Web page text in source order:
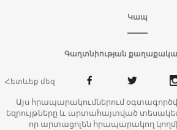
Կապ
Գաղտնիության
Հետևեք մեզ
Այս հրապարակումներում
եզրույթները և արտահայտված
որ արտացոլեն հրապարակող